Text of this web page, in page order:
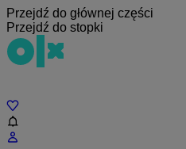
Przejdź do głównej części
Przejdź do stopki